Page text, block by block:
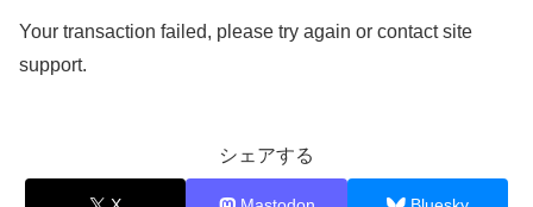
Your transaction failed, please try again or contact site
support.
シェアする